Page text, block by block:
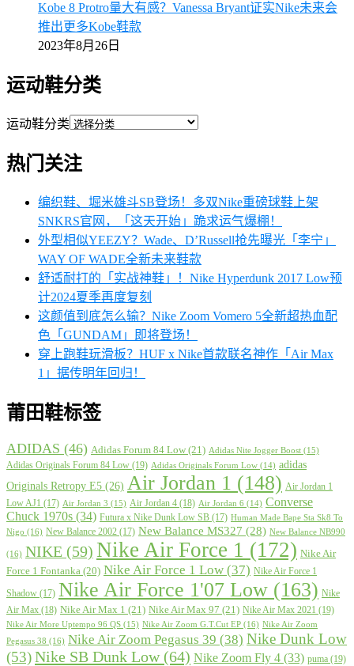
Kobe 8 Protro量大有感？Vanessa Bryant证实Nike未来会
推出更多Kobe鞋款
2023年8月26日
运动鞋分类
运动鞋分类
热门关注
编织鞋、堀米雄斗SB登场！多双Nike重磅球鞋上架
SNKRS官网，「这天开始」跪求运气爆棚！
外型相似YEEZY？Wade、D’Russell抢先曝光「李宁」
WAY OF WADE全新未来鞋款
舒适耐打的「实战神鞋」！Nike Hyperdunk 2017 Low预
计2024夏季再度复刻
这颜值到底怎么输？Nike Zoom Vomero 5全新超热血配
色「GUNDAM」即将登场！
穿上跑鞋玩滑板？HUF x Nike首款联名神作「Air Max
1」据传明年回归！
莆田鞋标签
ADIDAS (46) Adidas Forum 84 Low (21) Adidas Nite Jogger Boost (15)
Adidas Originals Forum 84 Low (19) Adidas Originals Forum Low (14) adidas
Originals Retropy E5 (26) Air Jordan 1 (148) Air Jordan 1
Low AJ1 (17) Air Jordan 3 (15) Air Jordan 4 (18) Air Jordan 6 (14) Converse
Chuck 1970s (34) Futura x Nike Dunk Low SB (17) Human Made Bape Sta Sk8 To
Nigo (16) New Balance 2002 (17) New Balance MS327 (28) New Balance NB990
(16) NIKE (59) Nike Air Force 1 (172) Nike Air
Force 1 Fontanka (20) Nike Air Force 1 Low (37) Nike Air Force 1
Shadow (17) Nike Air Force 1'07 Low (163) Nike
Air Max (18) Nike Air Max 1 (21) Nike Air Max 97 (21) Nike Air Max 2021 (19)
Nike Air More Uptempo 96 QS (15) Nike Air Zoom G.T.Cut EP (16) Nike Air Zoom
Pegasus 38 (16) Nike Air Zoom Pegasus 39 (38) Nike Dunk Low
(53)Nike SB Dunk Low(64) Nike Zoom Fly 4 (33) puma (19)